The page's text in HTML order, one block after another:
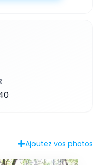
Ajoutez vos photos